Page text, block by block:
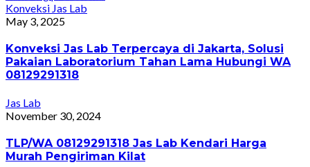
Konveksi Jas Lab
May 3, 2025
Konveksi Jas Lab Terpercaya di Jakarta, Solusi
Pakaian Laboratorium Tahan Lama Hubungi WA
08129291318
Jas Lab
November 30, 2024
TLP/WA 08129291318 Jas Lab Kendari Harga
Murah Pengiriman Kilat